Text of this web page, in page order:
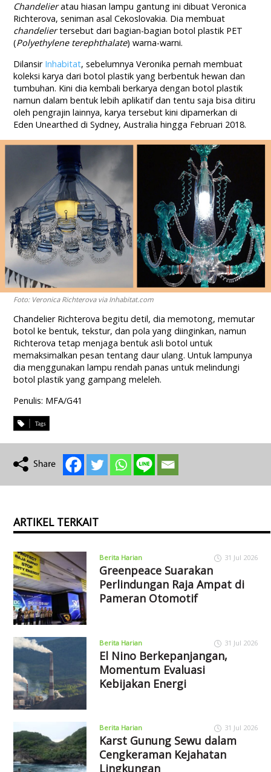
Chandelieratau hiasan lampu gantung ini dibuat Veronica
Richterova, seniman asal Cekoslovakia. Dia membuat
chandeliertersebut dari bagian-bagian botol plastik PET
(Polyethylene terephthalate) warna-warni.
Dilansir Inhabitat, sebelumnya Veronika pernah membuat
koleksi karya dari botol plastik yang berbentuk hewan dan
tumbuhan. Kini dia kembali berkarya dengan botol plastik
namun dalam bentuk lebih aplikatif dan tentu saja bisa ditiru
oleh pengrajin lainnya, karya tersebut kini dipamerkan di
Eden Unearthed di Sydney, Australia hingga Februari 2018.
Foto: Veronica Richterova via Inhabitat.com
Chandelier Richterova begitu detil, dia memotong, memutar
botol ke bentuk, tekstur, dan pola yang diinginkan, namun
Richterova tetap menjaga bentuk asli botol untuk
memaksimalkan pesan tentang daur ulang. Untuk lampunya
dia menggunakan lampu rendah panas untuk melindungi
botol plastik yang gampang meleleh.
Penulis: MFA/G41
ARTIKEL TERKAIT
Berita Harian 31 Jul 2026
Greenpeace Suarakan
Perlindungan Raja Ampat di
Pameran Otomotif
Berita Harian 31 Jul 2026
El Nino Berkepanjangan,
Momentum Evaluasi
Kebijakan Energi
Berita Harian 31 Jul 2026
Karst Gunung Sewu dalam
Cengkeraman Kejahatan
Lingkungan